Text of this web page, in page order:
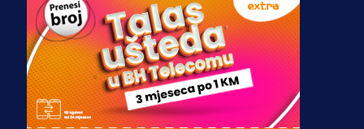
Stigla potvrda od predsjednika
kluba: Jovo Lukić uskoro pravi
transfer!?
3 sedmica 3 dan
A Selekcija